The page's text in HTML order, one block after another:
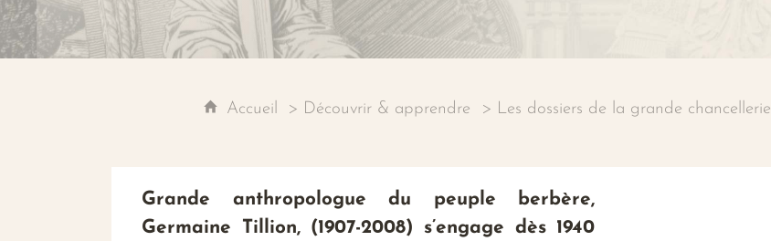
Accueil Découvrir & apprendre Les dossiers de la grande chancellerie
Grande anthropologue du peuple berbère,
Germaine Tillion, (1907-2008) s’engage dès 1940